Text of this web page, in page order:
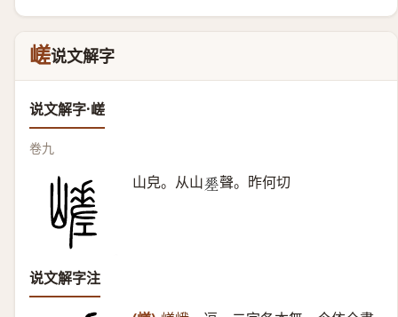
嵯说文解字
说文解字·嵯
卷九
山皃。从山𢀩 聲。昨何切
说文解字注